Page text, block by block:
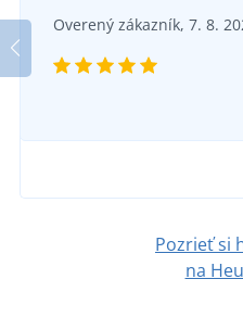
Zimné pracovné
Overený zákazník, 7. 8.
Pozrieť si
na